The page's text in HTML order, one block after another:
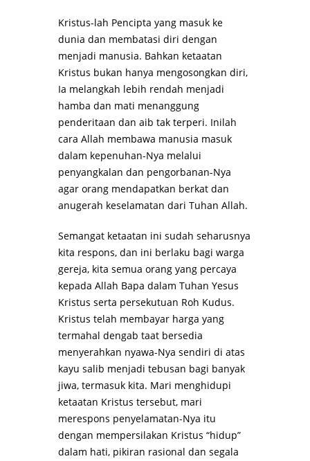
Kristus-lah Pencipta yang masuk ke
dunia dan membatasi diri dengan
menjadi manusia. Bahkan ketaatan
Kristus bukan hanya mengosongkan diri,
Ia melangkah lebih rendah menjadi
hamba dan mati menanggung
penderitaan dan aib tak terperi. Inilah
cara Allah membawa manusia masuk
dalam kepenuhan-Nya melalui
penyangkalan dan pengorbanan-Nya
agar orang mendapatkan berkat dan
anugerah keselamatan dari Tuhan Allah.
Semangat ketaatan ini sudah seharusnya
kita respons, dan ini berlaku bagi warga
gereja, kita semua orang yang percaya
kepada Allah Bapa dalam Tuhan Yesus
Kristus serta persekutuan Roh Kudus.
Kristus telah membayar harga yang
termahal dengab taat bersedia
menyerahkan nyawa-Nya sendiri di atas
kayu salib menjadi tebusan bagi banyak
jiwa, termasuk kita. Mari menghidupi
ketaatan Kristus tersebut, mari
merespons penyelamatan-Nya itu
dengan mempersilakan Kristus “hidup”
dalam hati, pikiran rasional dan segala